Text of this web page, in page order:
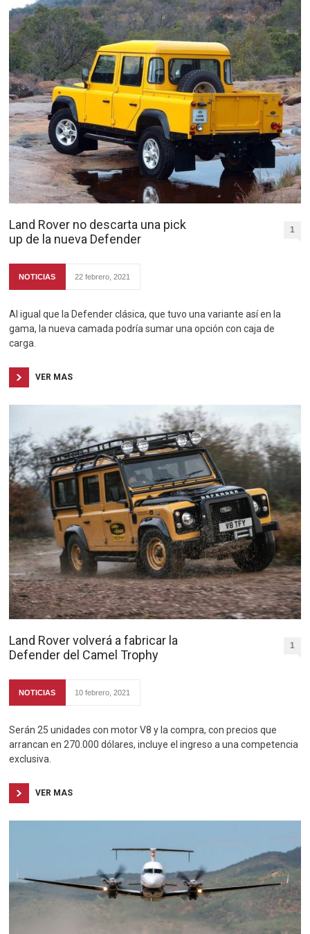
Land Rover no descarta una pick
up de la nueva Defender
1
NOTICIAS 22 febrero, 2021
Al igual que la Defender clásica, que tuvo una variante así en la
gama, la nueva camada podría sumar una opción con caja de
carga.
VER MAS
Land Rover volverá a fabricar la
Defender del Camel Trophy
1
NOTICIAS 10 febrero, 2021
Serán 25 unidades con motor V8 y la compra, con precios que
arrancan en 270.000 dólares, incluye el ingreso a una competencia
exclusiva.
VER MAS